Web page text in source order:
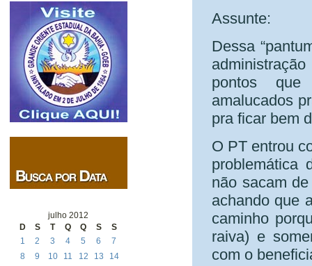
julho 2012
D
S T Q Q S
S
1
2 3 4 5 6
7
8
9 10 11 12 13
14
Assunte:
Dessa
pontos
amalucados
pra ficar bem
O PT entrou
problemática
não sacam
achando que
caminho
raiva) e
com o